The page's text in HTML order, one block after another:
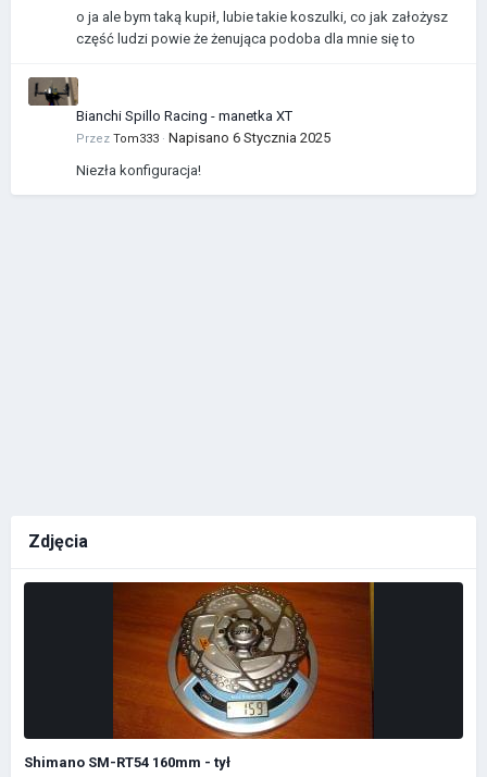
o ja ale bym taką kupił, lubie takie koszulki, co jak założysz
część ludzi powie że żenująca podoba dla mnie się to
Bianchi Spillo Racing - manetka XT
Przez Tom333 · Napisano 6 Stycznia 2025
Niezła konfiguracja!
Zdjęcia
Shimano SM-RT54 160mm - tył